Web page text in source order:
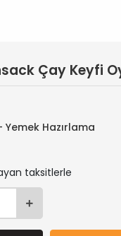
Çay Keyfi
Yemek Hazırlama
taksitlerle